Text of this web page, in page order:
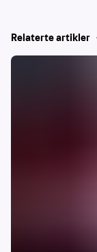
Relaterte artikler